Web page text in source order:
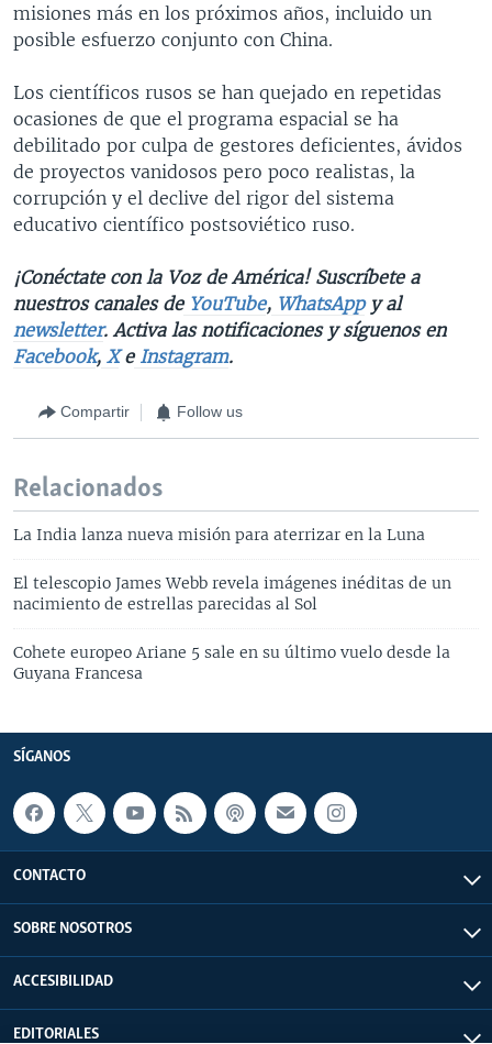
misiones más en los próximos años, incluido un
posible esfuerzo conjunto con China.
Los científicos rusos se han quejado en repetidas
ocasiones de que el programa espacial se ha
debilitado por culpa de gestores deficientes, ávidos
de proyectos vanidosos pero poco realistas, la
corrupción y el declive del rigor del sistema
educativo científico postsoviético ruso.
¡Conéctate con la Voz de América! Suscríbete a
nuestros canales deYouTube, WhatsAppy al
newsletter. Activa las notificaciones y síguenos en
Facebook, XeInstagram.
Compartir Follow us
Relacionados
La India lanza nueva misión para aterrizar en la Luna
El telescopio James Webb revela imágenes inéditas de un
nacimiento de estrellas parecidas al Sol
Cohete europeo Ariane 5 sale en su último vuelo desde la
Guyana Francesa
SÍGANOS
CONTACTO
SOBRE NOSOTROS
ACCESIBILIDAD
EDITORIALES